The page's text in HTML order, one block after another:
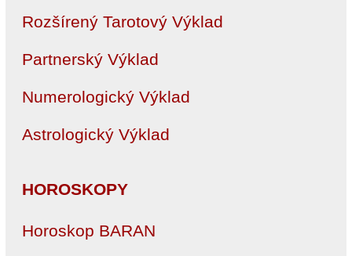
Rozšírený Tarotový Výklad
Partnerský Výklad
Numerologický Výklad
Astrologický Výklad
HOROSKOPY
Horoskop BARAN